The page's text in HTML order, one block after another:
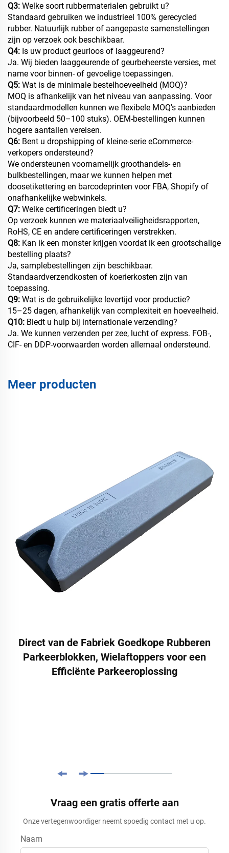
Q3: Welke soort rubbermaterialen gebruikt u?
Standaard gebruiken we industrieel 100% gerecycled
rubber. Natuurlijk rubber of aangepaste samenstellingen
zijn op verzoek ook beschikbaar.
Q4: Is uw product geurloos of laaggeurend?
Ja. Wij bieden laaggeurende of geurbeheerste versies, met
name voor binnen- of gevoelige toepassingen.
Q5: Wat is de minimale bestelhoeveelheid (MOQ)?
MOQ is afhankelijk van het niveau van aanpassing. Voor
standaardmodellen kunnen we flexibele MOQ's aanbieden
(bijvoorbeeld 50–100 stuks). OEM-bestellingen kunnen
hogere aantallen vereisen.
Q6: Bent u dropshipping of kleine-serie eCommerce-
verkopers ondersteund?
We ondersteunen voornamelijk groothandels- en
bulkbestellingen, maar we kunnen helpen met
doosetikettering en barcodeprinten voor FBA, Shopify of
onafhankelijke webwinkels.
Q7: Welke certificeringen biedt u?
Op verzoek kunnen we materiaalveiligheidsrapporten,
RoHS, CE en andere certificeringen verstrekken.
Q8: Kan ik een monster krijgen voordat ik een grootschalige
bestelling plaats?
Ja, samplebestellingen zijn beschikbaar.
Standaardverzendkosten of koerierkosten zijn van
toepassing.
Q9: Wat is de gebruikelijke levertijd voor productie?
15–25 dagen, afhankelijk van complexiteit en hoeveelheid.
Q10: Biedt u hulp bij internationale verzending?
Ja. We kunnen verzenden per zee, lucht of express. FOB-,
CIF- en DDP-voorwaarden worden allemaal ondersteund.
Meer producten
Direct van de Fabriek Goedkope Rubberen
Parkeerblokken, Wielaftoppers voor een
Efficiënte Parkeeroplossing
Vraag een gratis offerte aan
Onze vertegenwoordiger neemt spoedig contact met u op.
Naam